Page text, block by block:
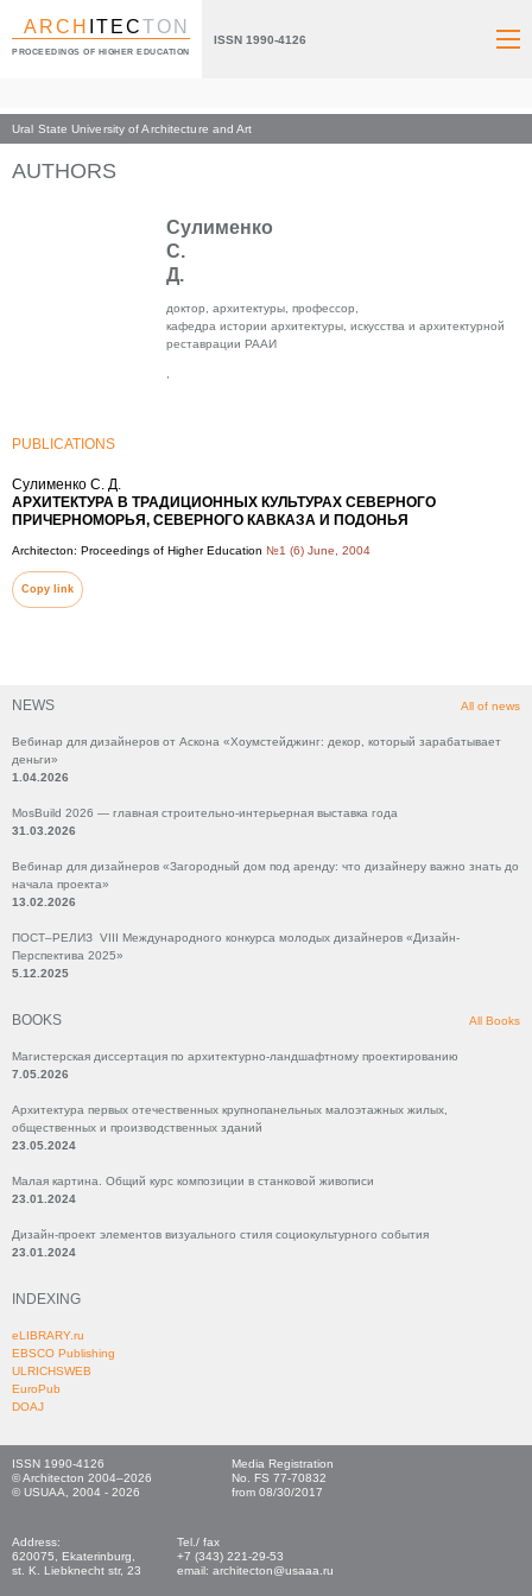
ARCH ITECTON
PROCEEDINGS OF HIGHER EDUCATION
ISSN 1990-4126
Ural State University of Architecture and Art
NEWS All of news
Вебинар для дизайнеров от Аскона «Хоумстейджинг: декор, который зарабатывает
деньги»
1.04.2026
MosBuild 2026 — главная строительно-интерьерная выставка года
31.03.2026
Вебинар для дизайнеров «Загородный дом под аренду: что дизайнеру важно знать до
начала проекта»
13.02.2026
ПОСТ–РЕЛИЗ VIII Международного конкурса молодых дизайнеров «Дизайн-
Перспектива 2025»
5.12.2025
BOOKS All Books
Магистерская диссертация по архитектурно-ландшафтному проектированию
7.05.2026
Архитектура первых отечественных крупнопанельных малоэтажных жилых,
общественных и производственных зданий
23.05.2024
Малая картина. Общий курс композиции в станковой живописи
23.01.2024
Дизайн-проект элементов визуального стиля социокультурного события
23.01.2024
INDEXING
eLIBRARY.ru
EBSCO Publishing
ULRICHSWEB
EuroPub
DOAJ
Index page
AUTHORS
Сулименко
С.
Д.
доктор, архитектуры, профессор,
кафедра истории архитектуры, искусства и архитектурной
реставрации РААИ
PUBLICATIONS
Сулименко С. Д.
АРХИТЕКТУРА В ТРАДИЦИОННЫХ КУЛЬТУРАХ СЕВЕРНОГО
ПРИЧЕРНОМОРЬЯ, СЕВЕРНОГО КАВКАЗА И ПОДОНЬЯ
Architecton: Proceedings of Higher Education №1 (6) June, 2004
Copy link
ISSN 1990-4126
© Architecton 2004–2026
© USUAA, 2004 - 2026
Media Registration
No. FS 77-70832
from 08/30/2017
Address:
620075, Ekaterinburg,
st. K. Liebknecht str, 23
Tel./ fax
+7 (343) 221-29-53
email: architecton@usaaa.ru